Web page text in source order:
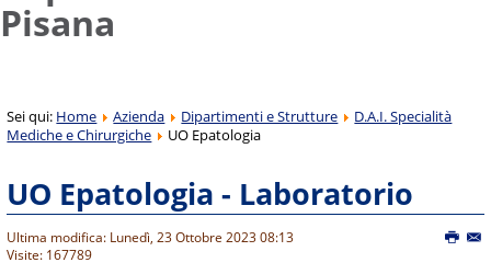
Pisana
Sei qui: Home Azienda Dipartimenti e Strutture
D.A.I. Specialità
Mediche e Chirurgiche
UO Epatologia
UO Epatologia - Laboratorio
Ultima modifica: Lunedì, 23 Ottobre 2023 08:13
Visite: 167789